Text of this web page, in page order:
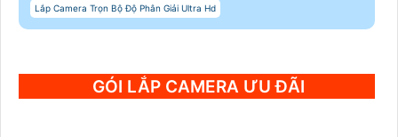
Lắp Camera Trọn Bộ Độ Phân Giải Ultra Hd
GÓI LẮP CAMERA ƯU ĐÃI